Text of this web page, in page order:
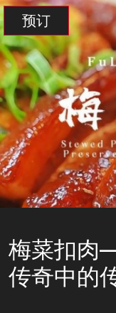
预订
梅菜扣肉
传奇中的